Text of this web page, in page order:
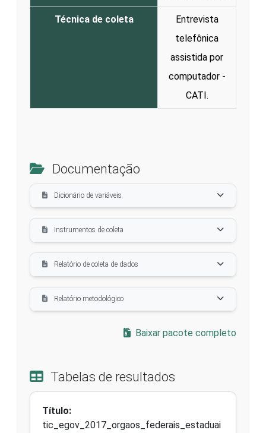
Técnica de coleta
Entrevista
telefônica
assistida por
computador -
CATI.
Documentação
Dicionário de variáveis
Instrumentos de coleta
Relatório de coleta de dados
Relatório metodológico
Baixar pacote completo
Tabelas de resultados
Título:
tic_egov_2017_orgaos_federais_estaduai